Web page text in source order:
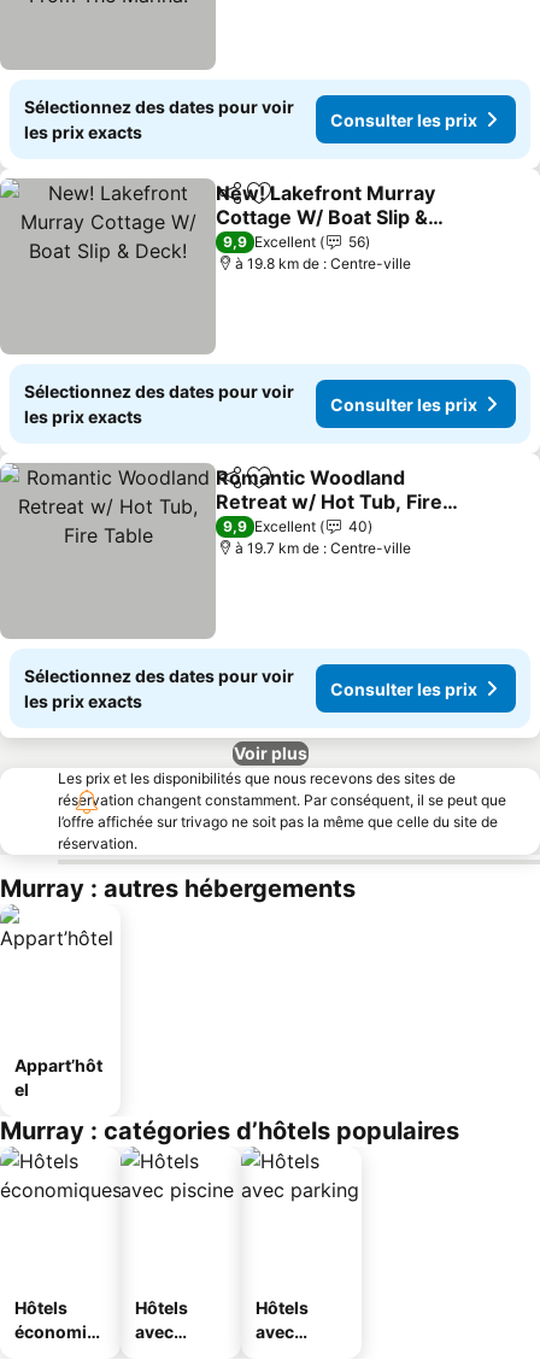
Sélectionnez des dates pour voir
les prix exacts
Consulter les prix
PartagerAjouter à mes favoris
New! Lakefront Murray
Cottage W/ Boat Slip &
Deck!
Consulter les prix
9,9 Excellent
56
à 19.8 km de : Centre-ville
Sélectionnez des dates pour voir
les prix exacts
Consulter les prix
PartagerAjouter à mes favoris
Romantic Woodland
Retreat w/ Hot Tub, Fire
Table
Consulter les prix
9,9 Excellent
40
à 19.7 km de : Centre-ville
Sélectionnez des dates pour voir
les prix exacts
Consulter les prix
Voir plus
Les prix et les disponibilités que nous recevons des sites de
réservation changent constamment. Par conséquent, il se peut que
l’offre affichée sur trivago ne soit pas la même que celle du site de
réservation.
Murray : autres hébergements
Appart’hôt
el
Murray : catégories d’hôtels populaires
Hôtels
économiq
Hôtels
avec
Hôtels
avec